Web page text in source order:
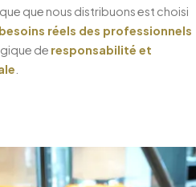
que nous distribuons est choisi
réels des professionnels
de responsabilité et